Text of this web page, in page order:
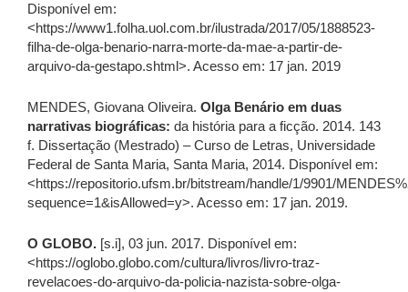
Disponível em:
<https://www1.folha.uol.com.br/ilustrada/2017/05/1888523-
filha-de-olga-benario-narra-morte-da-mae-a-partir-de-
arquivo-da-gestapo.shtml>. Acesso em: 17 jan. 2019
MENDES, Giovana Oliveira. Olga Benário em duas
narrativas biográficas: da história para a ficção. 2014. 143
f. Dissertação (Mestrado) – Curso de Letras, Universidade
Federal de Santa Maria, Santa Maria, 2014. Disponível em:
<https://repositorio.ufsm.br/bitstream/handle/1/9901/
sequence=1&isAllowed=y>. Acesso em: 17 jan. 2019.
O GLOBO. [s.i], 03 jun. 2017. Disponível em:
<https://oglobo.globo.com/cultura/livros/livro-traz-
revelacoes-do-arquivo-da-policia-nazista-sobre-olga-